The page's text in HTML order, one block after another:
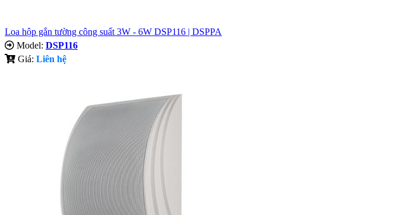
​Loa hộp gắn tường công suất 3W - 6W DSP116 | DSPPA
Model: DSP116
Giá: Liên hệ